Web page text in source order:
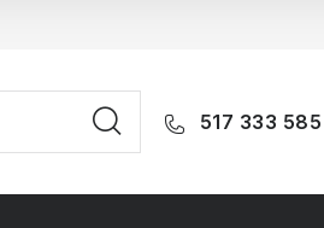
517 333 585